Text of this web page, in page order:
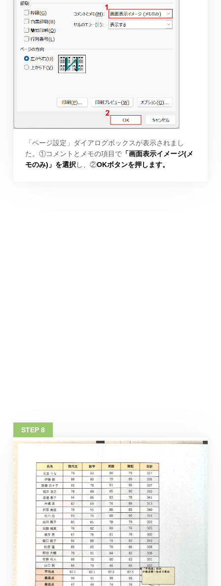
「ページ設定」ダイアログボックスが表示されまし
た。①コメントとメモの項目で「画面表示イメージ(メ
モのみ)」を選択 し、②OKボタンを押します。